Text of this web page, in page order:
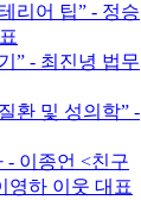
리어 팁” - 정승
” - 최진녕 법무
환 및 성의학” -
- 이종언 <친구
영하 이웃 대표